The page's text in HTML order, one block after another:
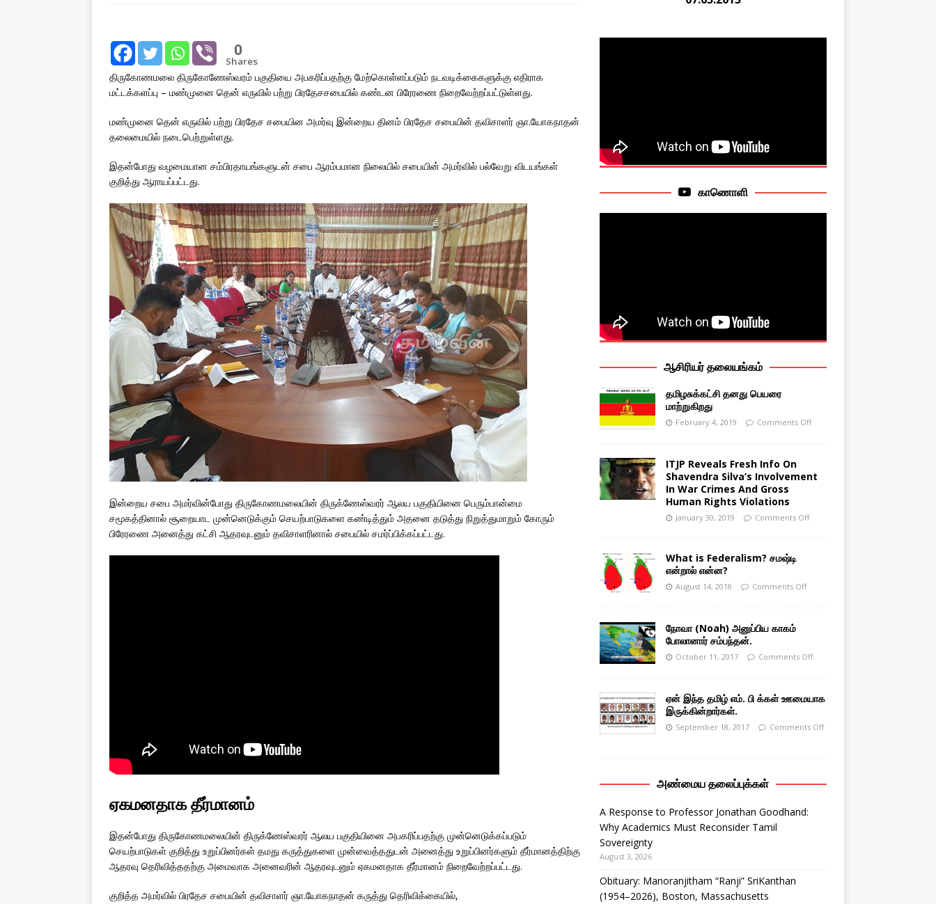
IMPORTANT
[ August 1, 2026 ]
IMPORTANT
வலியுறுத்துகிறது
0
Shares
திருகோணமலை திருகோணேஸ்வரம் பகுதியை அபகரிப்பதற்கு மேற்கொள்ளப்படும் நடவடிக்கைகளுக்கு எதிராக
மட்டக்களப்பு – மண்முனை தென் எருவில் பற்று பிரதேசசபையில் கண்டன பிரேரணை நிறைவேற்றப்பட்டுள்ளது.
மண்முனை தென் எருவில் பற்று பிரதேச சபையின அமர்வு இன்றைய தினம் பிரதேச சபையின் தவிசாளர் ஞா.யோகநாதன்
தலைமையில் நடைபெற்றுள்ளது.
இதன்போது வழமையான சம்பிரதாயங்களுடன் சபை ஆரம்பமான நிலையில் சபையின் அமர்வில் பல்வேறு விடயங்கள்
குறித்து ஆராயப்பட்டது.
இன்றைய சபை அமர்வின்போது திருகோணமலையின் திருக்ணேஸ்வரர் ஆலய பகுதியினை பெரும்பான்மை
சமூகத்தினால் சூறையாட முன்னெடுக்கும் செயற்பாடுகளை கண்டித்தும் அதனை தடுத்து நிறுத்துமாறும் கோரும்
பிரேரணை அனைத்து கட்சி ஆதரவுடனும் தவிசாளரினால் சபையில் சமர்ப்பிக்கப்பட்டது.
ஏகமனதாக தீர்மானம்
இதன்போது திருகோணமலையின் திருக்ணேஸ்வரர் ஆலய பகுதியினை அபகரிப்பதற்கு முன்னெடுக்கப்படும்
செயற்பாடுகள் குறித்து உறுப்பினர்கள் தமது கருத்துகளை முன்வைத்ததுடன் அனைத்து உறுப்பினர்களும் தீர்மானத்திற்கு
ஆதரவு தெரிவித்ததற்கு அமைவாக அனைவரின் ஆதரவுடனும் ஏகமனதாக தீர்மானம் நிறைவேற்றப்பட்டது.
குறித்த அமர்வில் பிரதேச சபையின் தவிசாளர் ஞா.யோகநாதன் கருத்து தெரிவிக்கையில்,
காணொளி
ஆசிரியர் தலையங்கம்
தமிழசுக்கட்சி தனது பெயரை
மாற்றுகிறது
February 4, 2019 Comments Off
ITJP Reveals Fresh Info On
Shavendra Silva’s Involvement
In War Crimes And Gross
Human Rights Violations
January 30, 2019 Comments Off
What is Federalism? சமஷ்டி
என்றால் என்ன?
August 14, 2018 Comments Off
நோவா (Noah) அனுப்பிய காகம்
போலானார் சம்பந்தன்.
October 11, 2017 Comments Off
ஏன் இந்த தமிழ் எம். பி க்கள் ஊமையாக
இருக்கின்றார்கள்.
September 18, 2017 Comments Off
அண்மைய தலைப்புக்கள்
A Response to Professor Jonathan Goodhand:
Why Academics Must Reconsider Tamil
Sovereignty
August 3, 2026
Obituary: Manoranjitham “Ranji” SriKanthan
(1954–2026), Boston, Massachusetts